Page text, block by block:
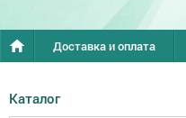
Доставка и оплата
Каталог